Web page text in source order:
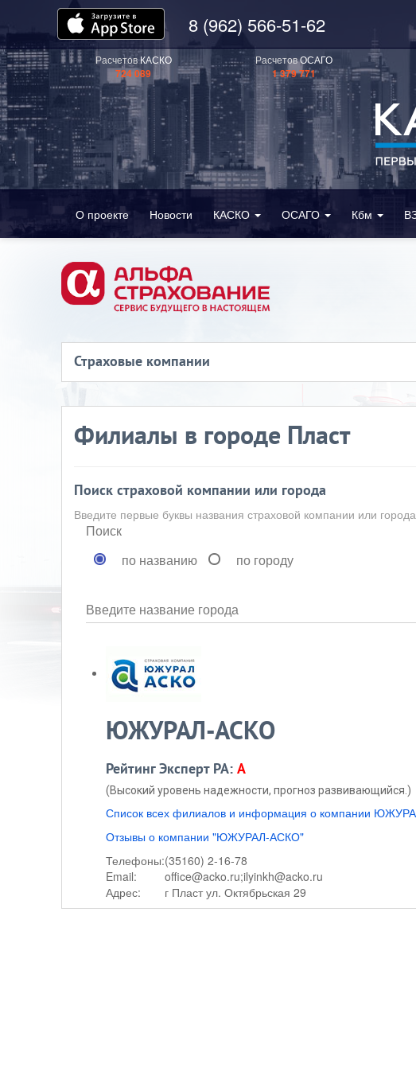
8 (962) 566-51-62
РасчетовКАСКО
724 089
РасчетовОСАГО
1 379 771
О проекте Новости КАСКО ОСАГО Кбм
Страховые компании
Филиалы в городе Пласт
Поиск страховой компании или города
Введите первые буквы названия страховой компании или города
Поиск
по названию
по городу
Введите название города
ЮЖУРАЛ-АСКО
Рейтинг Эксперт РА: A
(Высокий уровень надежности, прогноз развивающийся.)
Список всех филиалов и информация о компании
Отзывы о компании "ЮЖУРАЛ-АСКО"
Телефоны:(35160) 2-16-78
Email:
office@acko.ru;ilyinkh@acko.ru
Адрес:
г Пласт ул. Октябрьская 29